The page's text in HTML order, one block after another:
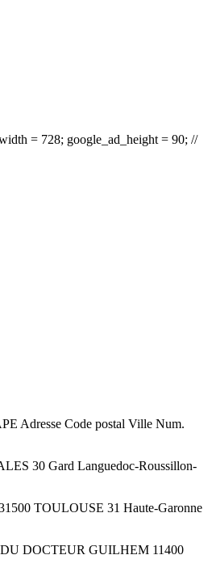
= 728; google_ad_height = 90; //
Adresse Code postal Ville Num.
30 Gard Languedoc-Roussillon-
TOULOUSE 31 Haute-Garonne
DU DOCTEUR GUILHEM 11400